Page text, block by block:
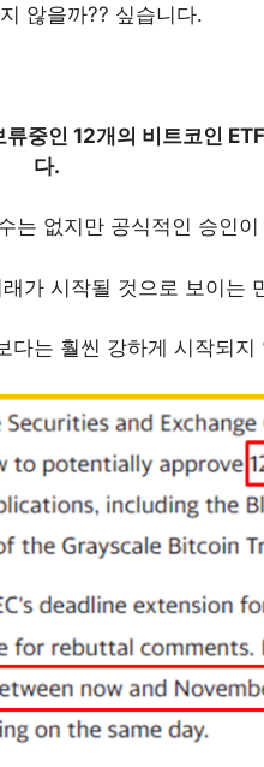
않을까?? 싶습니다.
중인 12개의 비트코인
다.
는 없지만 공식적인 승인이
가 시작될 것으로 보이는
다는 훨씬 강하게 시작되지